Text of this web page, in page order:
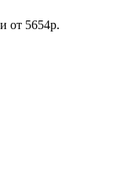
от 5654р.